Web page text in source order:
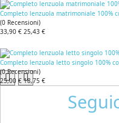
Completo lenzuola matrimoniale 100%
(0 Recensioni)
33,90 € 25,43 €
Completo lenzuola letto singolo 100%
(0Recensioni)
25,00 € 18,75 €